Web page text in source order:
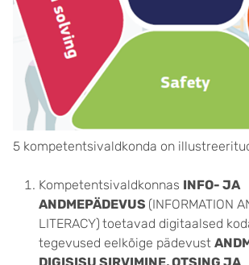
5 kompetentsivaldkonda on
Kompetentsivaldkonnas INFO- JA
ANDMEPÄDEVUS (INFORMATION
LITERACY) toetavad digitaalsed
tegevused eelkõige pädevust